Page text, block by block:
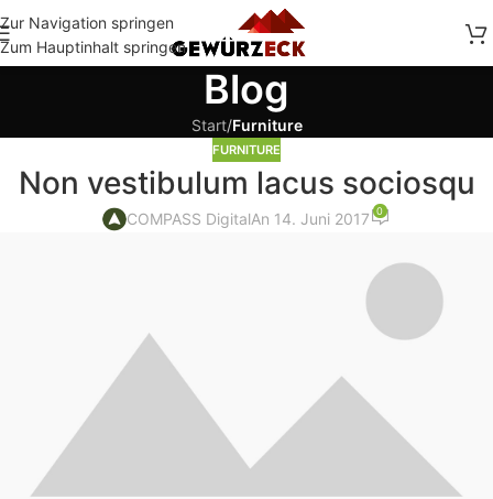
Zur Navigation springen
Zum Hauptinhalt springen
Blog
Start/Furniture
FURNITURE
Non vestibulum lacus sociosqu
COMPASS DigitalAn 14. Juni 2017 0